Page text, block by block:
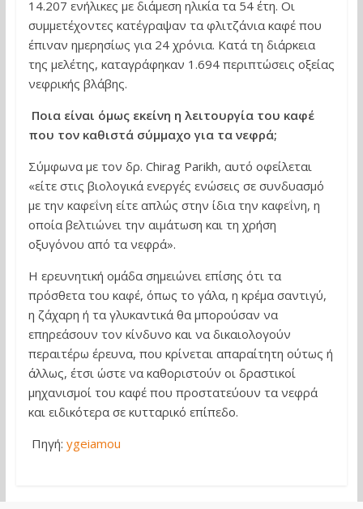
14.207 ενήλικες με διάμεση ηλικία τα 54 έτη. Οι
συμμετέχοντες κατέγραψαν τα φλιτζάνια καφέ που
έπιναν ημερησίως για 24 χρόνια. Κατά τη διάρκεια
της μελέτης, καταγράφηκαν 1.694 περιπτώσεις οξείας
νεφρικής βλάβης.
Ποια είναι όμως εκείνη η λειτουργία του καφέ
που τον καθιστά σύμμαχο για τα νεφρά;
Σύμφωνα με τον δρ. Chirag Parikh, αυτό οφείλεται
«είτε στις βιολογικά ενεργές ενώσεις σε συνδυασμό
με την καφεΐνη είτε απλώς στην ίδια την καφεΐνη, η
οποία βελτιώνει την αιμάτωση και τη χρήση
οξυγόνου από τα νεφρά».
Η ερευνητική ομάδα σημειώνει επίσης ότι τα
πρόσθετα του καφέ, όπως το γάλα, η κρέμα σαντιγύ,
η ζάχαρη ή τα γλυκαντικά θα μπορούσαν να
επηρεάσουν τον κίνδυνο και να δικαιολογούν
περαιτέρω έρευνα, που κρίνεται απαραίτητη ούτως ή
άλλως, έτσι ώστε να καθοριστούν οι δραστικοί
μηχανισμοί του καφέ που προστατεύουν τα νεφρά
και ειδικότερα σε κυτταρικό επίπεδο.
Πηγή: ygeiamou